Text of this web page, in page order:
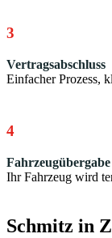
3
Vertragsabschluss
Einfacher Prozess,
4
Fahrzeugübergabe
Ihr Fahrzeug wird
Schmitz in